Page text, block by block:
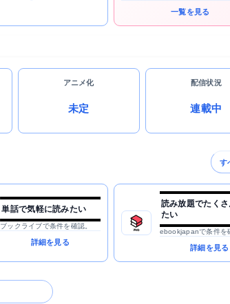
一覧を見る
アニメ化
未定
配信状況
連載中
す
単話で気軽に読みたい
ブックライブで条件を確認。
詳細を見る
読み放題でたく
たい
ebookjapanで条件を
詳細を見る